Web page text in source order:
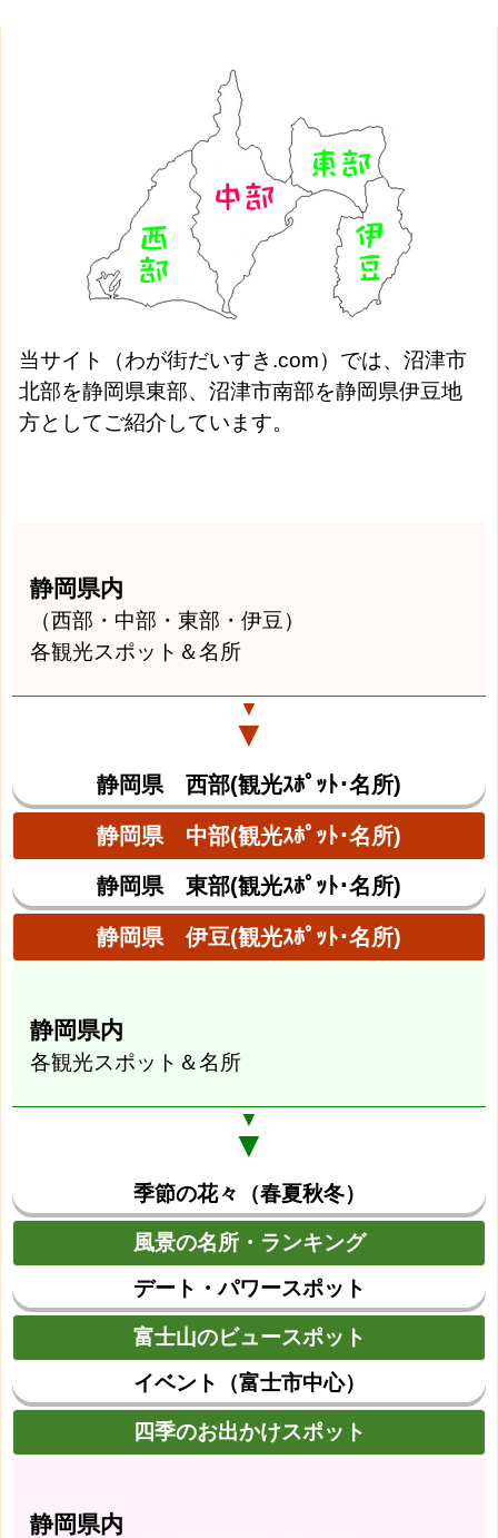
当サイト（わが街だいすき.com）では、沼津市
北部を静岡県東部、沼津市南部を静岡県伊豆地
方としてご紹介しています。
静岡県内
（西部・中部・東部・伊豆）
各観光スポット＆名所
▼
▼
静岡県 西部(観光ｽﾎﾟｯﾄ･名所)
静岡県 中部(観光ｽﾎﾟｯﾄ･名所)
静岡県 東部(観光ｽﾎﾟｯﾄ･名所)
静岡県 伊豆(観光ｽﾎﾟｯﾄ･名所)
静岡県内
各観光スポット＆名所
▼
▼
季節の花々（春夏秋冬）
風景の名所・ランキング
デート・パワースポット
富士山のビュースポット
イベント（富士市中心）
四季のお出かけスポット
静岡県内